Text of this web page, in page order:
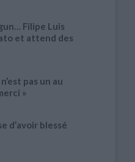
Filipe Luis
et attend des
pas un au
»
d’avoir blessé